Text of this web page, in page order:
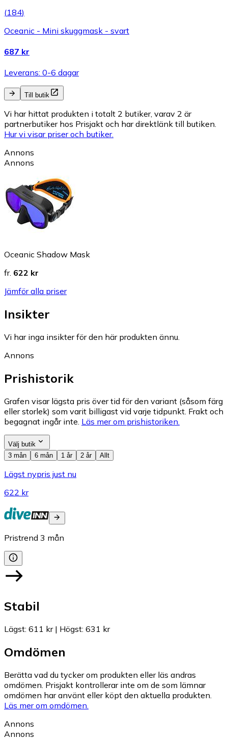
(184)
Oceanic - Mini skuggmask - svart
687 kr
Leverans: 0-6 dagar
Till butik
Vi har hittat produkten i totalt 2 butiker, varav 2 är
partnerbutiker hos Prisjakt och har direktlänk till butiken.
Hur vi visar priser och butiker.
Annons
Annons
Oceanic Shadow Mask
fr. 622 kr
Jämför alla priser
Insikter
Vi har inga insikter för den här produkten ännu.
Annons
Prishistorik
Grafen visar lägsta pris över tid för den variant (såsom färg
eller storlek) som varit billigast vid varje tidpunkt. Frakt och
begagnat ingår inte. Läs mer om prishistoriken.
Välj butik
3 mån
6 mån 1 år 2 år Allt
Lägst nypris just nu
622 kr
Pristrend 3 mån
Stabil
Lägst: 611 kr| Högst: 631 kr
Omdömen
Berätta vad du tycker om produkten eller läs andras
omdömen. Prisjakt kontrollerar inte om de som lämnar
omdömen har använt eller köpt den aktuella produkten.
Läs mer om omdömen.
Annons
Annons